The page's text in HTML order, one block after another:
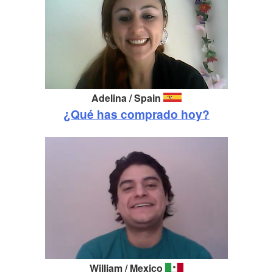
Adelina /Spain
¿Qué has comprado hoy?
William / Mexico